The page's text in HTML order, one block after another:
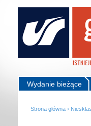
Wydanie bieżące
Strona główna ›